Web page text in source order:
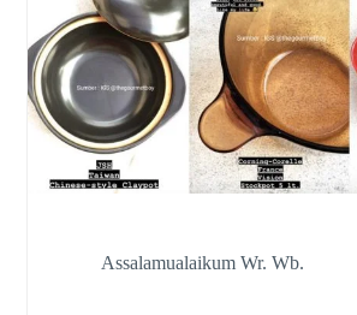
Assalamualaikum Wr. Wb.